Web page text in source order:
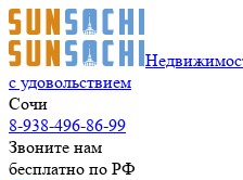
с удовольствием
Сочи
8-938-496-86-99
Звоните нам
бесплатно по РФ